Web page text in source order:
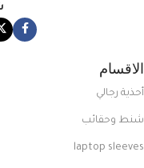
الاقسام
أحذية رجالي
شنط وحقائب
laptop sleeves